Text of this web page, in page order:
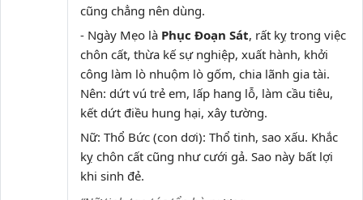
cũng chẳng nên dùng.
- Ngày Mẹo là Phục Đoạn Sát, rất kỵ trong việc
chôn cất, thừa kế sự nghiệp, xuất hành, khởi
công làm lò nhuộm lò gốm, chia lãnh gia tài.
Nên: dứt vú trẻ em, lấp hang lỗ, làm cầu tiêu,
kết dứt điều hung hại, xây tường.
Nữ: Thổ Bức (con dơi): Thổ tinh, sao xấu. Khắc
kỵ chôn cất cũng như cưới gả. Sao này bất lợi
khi sinh đẻ.